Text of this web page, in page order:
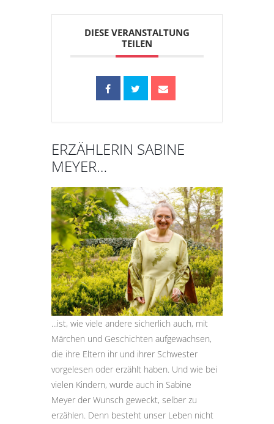
DIESE VERANSTALTUNG
TEILEN
ERZÄHLERIN SABINE
MEYER…
...ist, wie viele andere sicherlich auch, mit
Märchen und Geschichten aufgewachsen,
die ihre Eltern ihr und ihrer Schwester
vorgelesen oder erzählt haben. Und wie bei
vielen Kindern, wurde auch in Sabine
Meyer der Wunsch geweckt, selber zu
erzählen. Denn besteht unser Leben nicht